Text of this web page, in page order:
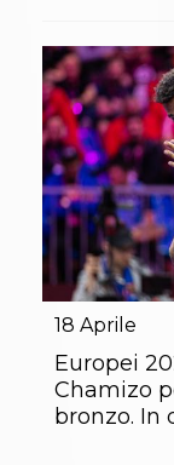
18 Aprile
Europei
Chamizo
bronzo. In